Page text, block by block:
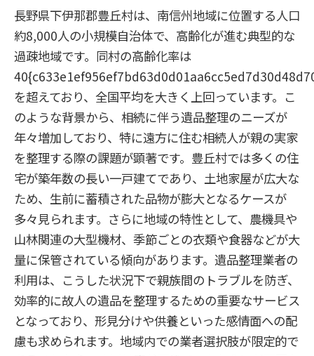
長野県下伊那郡豊丘村は、南信州地域に位置する人口
約8,000人の小規模自治体で、高齢化が進む典型的な
過疎地域です。同村の高齢化率は
を超えており、全国平均を大きく上回っています。こ
のような背景から、相続に伴う遺品整理のニーズが
年々増加しており、特に遠方に住む相続人が親の実家
を整理する際の課題が顕著です。豊丘村では多くの住
宅が築年数の長い一戸建てであり、土地家屋が広大な
ため、生前に蓄積された品物が膨大となるケースが
多々見られます。さらに地域の特性として、農機具や
山林関連の大型機材、季節ごとの衣類や食器などが大
量に保管されている傾向があります。遺品整理業者の
利用は、こうした状況下で親族間のトラブルを防ぎ、
効率的に故人の遺品を整理するための重要なサービス
となっており、形見分けや供養といった感情面への配
慮も求められます。地域内での業者選択肢が限定的で